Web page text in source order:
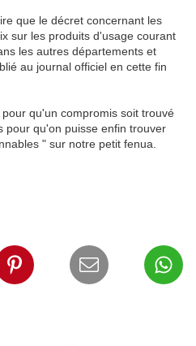
que le décret concernant les
sur les produits d'usage courant
les autres départements et
au journal officiel en cette fin
qu'un compromis soit trouvé
pour qu'on puisse enfin trouver
" sur notre petit fenua.